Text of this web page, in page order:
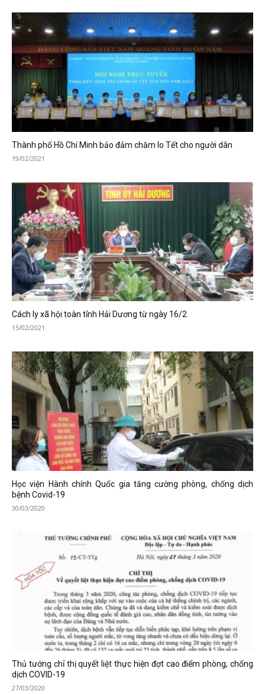
Thành phố Hồ Chí Minh bảo đảm chăm lo Tết cho người dân
19/02/2021
Cách ly xã hội toàn tỉnh Hải Dương từ ngày 16/2
15/02/2021
Học viện Hành chính Quốc gia tăng cường phòng, chống dịch
bệnh Covid-19
30/03/2020
Thủ tướng chỉ thị quyết liệt thực hiện đợt cao điểm phòng, chống
dịch COVID-19
27/03/2020